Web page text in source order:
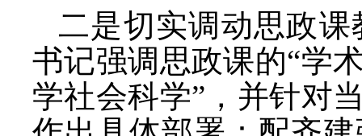
二是切实调动思政
书记强调思政课的“学
学社会科学”，并针对